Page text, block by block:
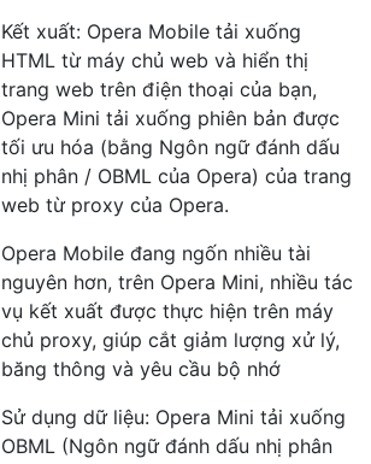
Kết xuất: Opera Mobile tải xuống
HTML từ máy chủ web và hiển thị
trang web trên điện thoại của bạn,
Opera Mini tải xuống phiên bản được
tối ưu hóa (bằng Ngôn ngữ đánh dấu
nhị phân / OBML của Opera) của trang
web từ proxy của Opera.
Opera Mobile đang ngốn nhiều tài
nguyên hơn, trên Opera Mini, nhiều tác
vụ kết xuất được thực hiện trên máy
chủ proxy, giúp cắt giảm lượng xử lý,
băng thông và yêu cầu bộ nhớ
Sử dụng dữ liệu: Opera Mini tải xuống
OBML (Ngôn ngữ đánh dấu nhị phân